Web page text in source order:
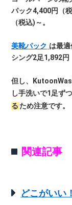
パック4,400円（
（税込)～。
美靴パック は最
シング2足1,892円
但し、
し手洗いで1足ずつ
る ため注意です。
関連記事
どこがいい